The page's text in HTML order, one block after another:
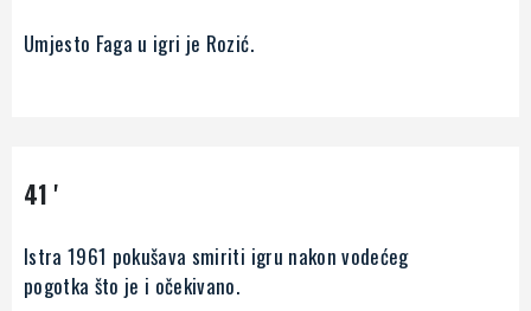
Umjesto Faga u igri je Rozić.
41 '
Istra 1961 pokušava smiriti igru nakon vodećeg
pogotka što je i očekivano.